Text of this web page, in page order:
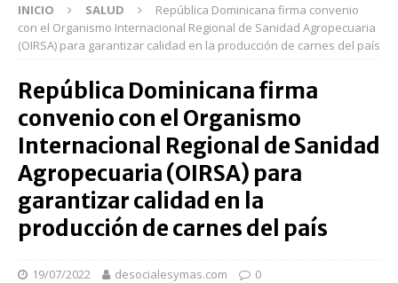
INICIO SALUD
República Dominicana firma convenio
con el Organismo Internacional Regional de Sanidad Agropecuaria
(OIRSA) para garantizar calidad en la producción de carnes del país
República Dominicana firma
convenio con el Organismo
Internacional Regional de Sanidad
Agropecuaria (OIRSA) para
garantizar calidad en la
producción de carnes del país
19/07/2022 desocialesymas.com 0